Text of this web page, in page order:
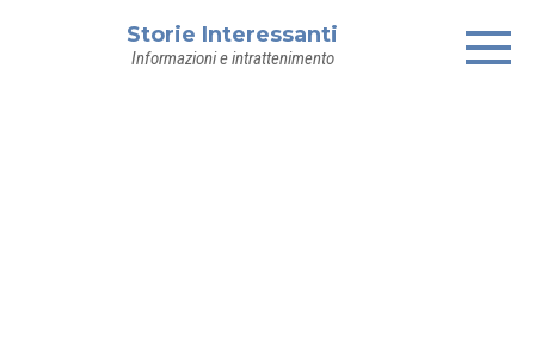
Storie Interessanti
Informazioni e intrattenimento